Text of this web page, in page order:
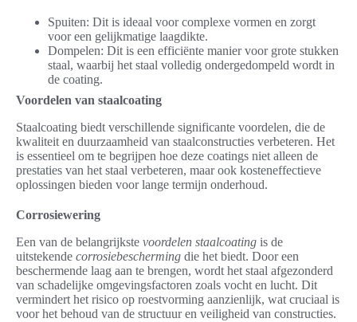
Spuiten: Dit is ideaal voor complexe vormen en zorgt
voor een gelijkmatige laagdikte.
Dompelen: Dit is een efficiënte manier voor grote stukken
staal, waarbij het staal volledig ondergedompeld wordt in
de coating.
Voordelen van staalcoating
Staalcoating biedt verschillende significante voordelen, die de
kwaliteit en duurzaamheid van staalconstructies verbeteren. Het
is essentieel om te begrijpen hoe deze coatings niet alleen de
prestaties van het staal verbeteren, maar ook kosteneffectieve
oplossingen bieden voor lange termijn onderhoud.
Corrosiewering
Een van de belangrijkste voordelen staalcoating is de
uitstekende corrosiebescherming die het biedt. Door een
beschermende laag aan te brengen, wordt het staal afgezonderd
van schadelijke omgevingsfactoren zoals vocht en lucht. Dit
vermindert het risico op roestvorming aanzienlijk, wat cruciaal is
voor het behoud van de structuur en veiligheid van constructies.